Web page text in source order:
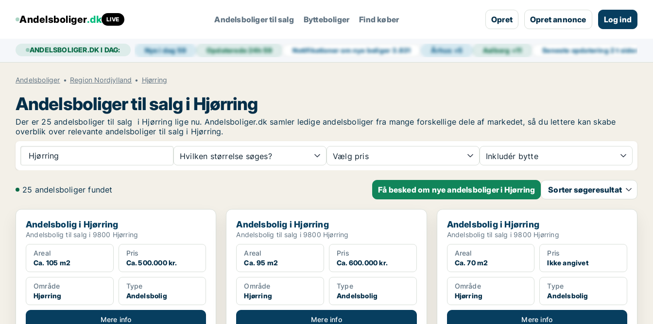
Andelsboliger.dk LIVE Andelsboliger til salg Bytteboliger Find køber Opret Opret annonce Log ind
ANDELSBOLIGER.DK I DAG: Nye i dag59 Opdaterede 24h59 Notifikationer om nye boliger3.831 Århus+5 Aalborg+11 Seneste opdatering2 t siden
Andelsboliger Region Nordjylland Hjørring
Andelsboliger til salg i Hjørring
Der er 25 andelsboliger til salg i Hjørring lige nu. Andelsboliger.dk samler ledige andelsboliger fra mange forskellige dele af markedet, så du lettere kan skabe
overblik over relevante andelsboliger til salg i Hjørring.
Hjørring Hvilken størrelse søges? Vælg pris Inkludér bytte
25 andelsboliger fundet Få besked om nye andelsboliger i Hjørring Sorter søgeresultat
Andelsbolig i Hjørring
Andelsbolig i Hjørring
Andelsbolig til salg i 9800 Hjørring
Areal
Ca. 105 m2
Pris
Ca. 500.000 kr.
Område
Hjørring
Type
Andelsbolig
Mere info
Andelsbolig i Hjørring
Andelsbolig i Hjørring
Andelsbolig til salg i 9800 Hjørring
Areal
Ca. 95 m2
Pris
Ca. 600.000 kr.
Område
Hjørring
Type
Andelsbolig
Mere info
Andelsbolig i Hjørring
Andelsbolig i Hjørring
Andelsbolig til salg i 9800 Hjørring
Areal
Ca. 70 m2
Pris
Ikke angivet
Område
Hjørring
Type
Andelsbolig
Mere info